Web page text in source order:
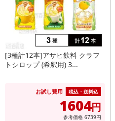
[3種計12本]アサヒ飲料 クラフ
トシロップ (希釈用) 3...
お試し費用 税込・送料込
1604円
参考価格 6739円